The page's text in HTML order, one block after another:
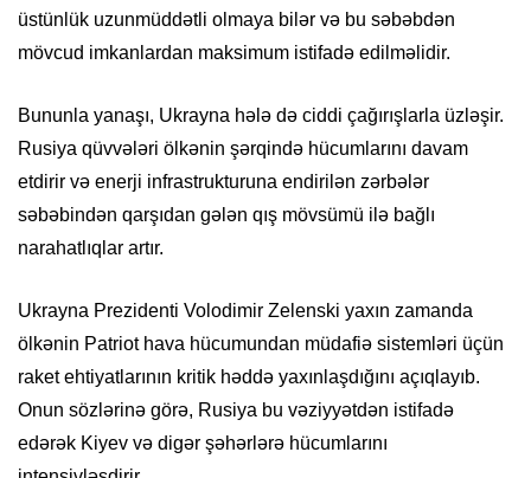
üstünlük uzunmüddətli olmaya bilər və bu səbəbdən
mövcud imkanlardan maksimum istifadə edilməlidir.
Bununla yanaşı, Ukrayna hələ də ciddi çağırışlarla üzləşir.
Rusiya qüvvələri ölkənin şərqində hücumlarını davam
etdirir və enerji infrastrukturuna endirilən zərbələr
səbəbindən qarşıdan gələn qış mövsümü ilə bağlı
narahatlıqlar artır.
Ukrayna Prezidenti Volodimir Zelenski yaxın zamanda
ölkənin Patriot hava hücumundan müdafiə sistemləri üçün
raket ehtiyatlarının kritik həddə yaxınlaşdığını açıqlayıb.
Onun sözlərinə görə, Rusiya bu vəziyyətdən istifadə
edərək Kiyev və digər şəhərlərə hücumlarını